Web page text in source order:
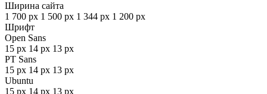
Ширина сайта
1 700 px 1 500 px 1 344 px 1 200 px
Шрифт
Open Sans
15 px 14 px 13 px
PT Sans
15 px 14 px 13 px
Ubuntu
15 px 14 px 13 px